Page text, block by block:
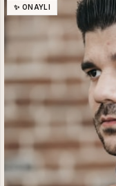
✨ ONAYLI